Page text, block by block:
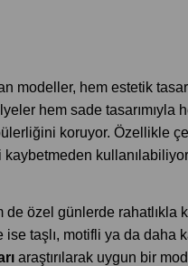
modeller, hem estetik
hem sade
koruyor. Özellikle
özel günlerde
taşlı, motifli ya da
araştırılarak uygun bir